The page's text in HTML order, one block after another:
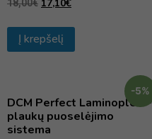
18,00€ 17,10€
Į krepšelį
-5%
DCM Perfect Laminoplex –
plaukų puoselėjimo
sistema